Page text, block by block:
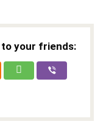
to your friends: